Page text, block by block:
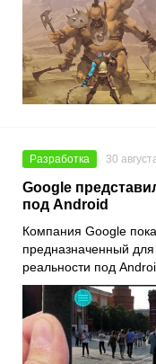
Разработка 30
Google
под Android
Компания Google
предназначенный
реальности под